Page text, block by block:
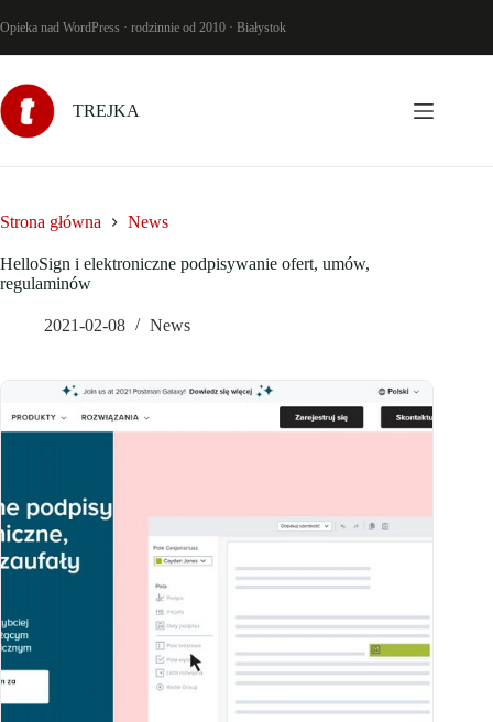
do
Opieka nad WordPress · rodzinnie od 2010 · Białystok
TREJKA
Strona główna News
HelloSign i elektroniczne podpisywanie ofert, umów,
regulaminów
2021-02-08 News